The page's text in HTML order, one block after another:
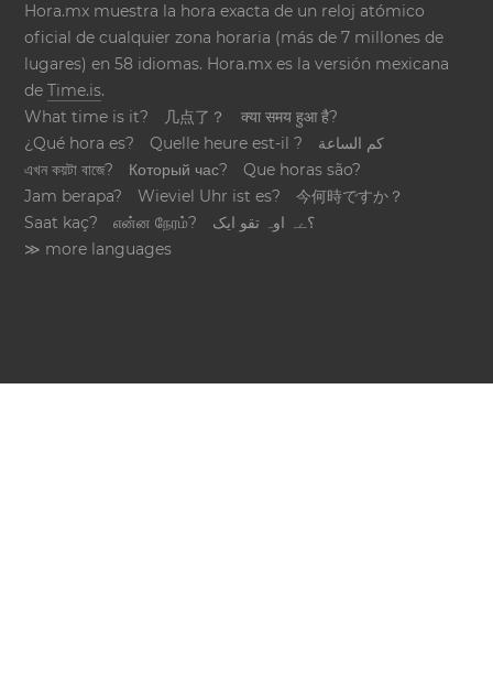
Hora.mx muestra la hora exacta de un reloj atómico
oficial de cualquier zona horaria (más de 7 millones de
lugares) en 58 idiomas. Hora.mx es la versión mexicana
deTime.is.
What time is it?
几点了？
क्या समय हुआ है?
¿Qué hora es?
Quelle heure est-il ?
كم الساعة
এখন কয়টা বাজে?
Который час?
Que horas são?
Jam berapa?
Wieviel Uhr ist es?
今何時ですか？
Saat kaç?
என்ன நேரம்?
؟ےہ اوہ تقو ایک
≫ more languages